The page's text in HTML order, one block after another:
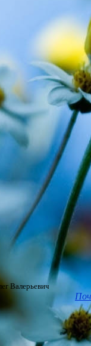
Валерьевич